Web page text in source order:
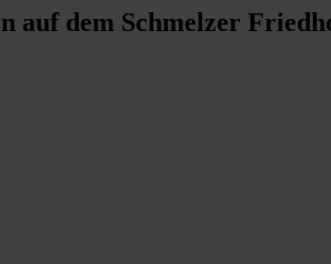
auf dem Schmelzer